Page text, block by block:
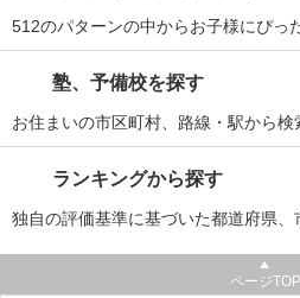
512のパターンの中からお子様にぴっ
塾、予備校を探す
お住まいの市区町村、路線・駅から検
ランキングから探す
独自の評価基準に基づいた都道府県、
ページTOP